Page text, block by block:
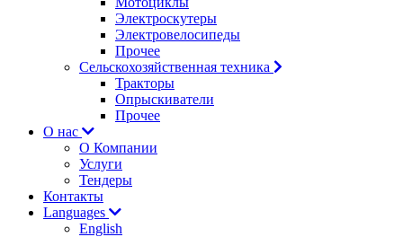
Электроскутеры
Электровелосипеды
Прочее
Сельскохозяйственная техника
Тракторы
Опрыскиватели
Прочее
О нас
О Компании
Услуги
Тендеры
Контакты
Languages
English